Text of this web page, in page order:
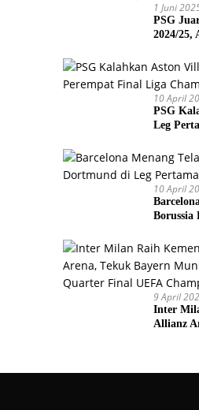
1 Juni
PSG
2024/25,
Prancis
10 April
PSG
Leg
10 April
Borussia
9 April
Inter
Allianz